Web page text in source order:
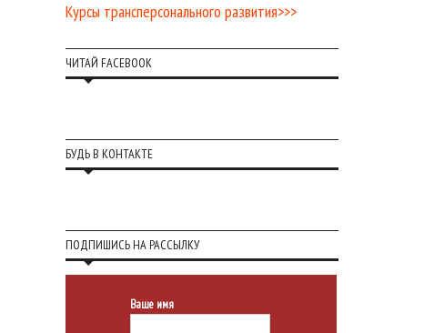
Курсы трансперсонального развития>>>
ЧИТАЙ FACEBOOK
БУДЬ В КОНТАКТЕ
ПОДПИШИСЬ НА РАССЫЛКУ
Ваше имя